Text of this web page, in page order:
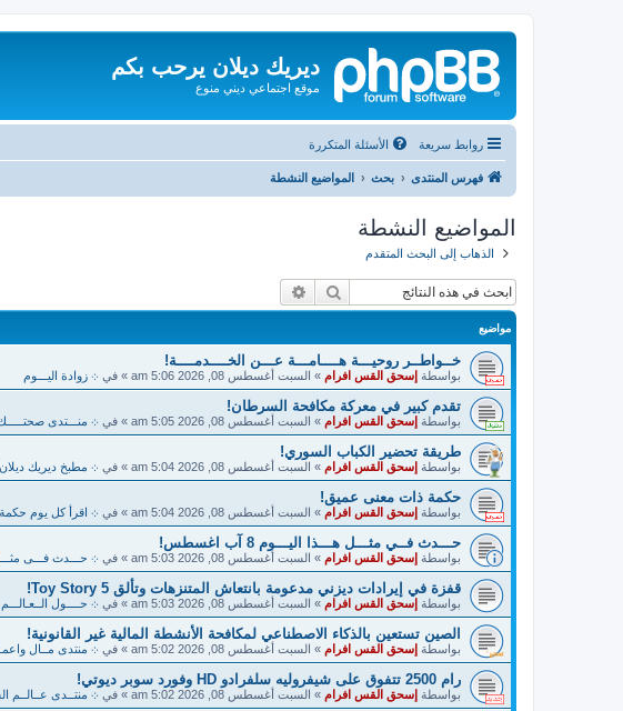
ديريك ديلان يرحب بكم
موقع اجتماعي ديني منوع
روابط سريعة الأسئلة المتكررة
فهرس المنتدى بحث المواضيع النشطة
المواضيع النشطة
الذهاب إلى البحث المتقدم
بحث
مواضيع
خــواطــر روحيـــة هــــامـــة عـــن الخــــدمــــة!
بواسطة إسحق القس افرام » السبت أغسطس 08, 2026 5:06 am » في ܀ زوادة اليـــوم
تقدم كبير في معركة مكافحة السرطان!
بواسطة إسحق القس افرام » السبت أغسطس 08, 2026 5:05 am » في ܀ منـــتدى صحتـــــك
طريقة تحضير الكباب السوري!
بواسطة إسحق القس افرام » السبت أغسطس 08, 2026 5:04 am » في ܀ مطبخ ديريك ديلان
حكمة ذات معنى عميق!
بواسطة إسحق القس افرام » السبت أغسطس 08, 2026 5:04 am » في ܀ اقرأ كل يوم
حـــدث فــي مثـــل هـــذا اليـــوم 8 آب اغسطس!
بواسطة إسحق القس افرام » السبت أغسطس 08, 2026 5:03 am » في ܀ حـــدث فـــى
قفزة في إيرادات ديزني مدعومة بانتعاش المتنزهات وتألق Toy Story 5!
بواسطة إسحق القس افرام » السبت أغسطس 08, 2026 5:03 am » في ܀ حــــول
الصين تستعين بالذكاء الاصطناعي لمكافحة الأنشطة المالية غير القانونية!
بواسطة إسحق القس افرام » السبت أغسطس 08, 2026 5:02 am » في ܀ منتدى مــال
رام 2500 تتفوق على شيفروليه سلفرادو HD وفورد سوبر ديوتي!
بواسطة إسحق القس افرام » السبت أغسطس 08, 2026 5:02 am » في ܀ منتــدى عــالــم